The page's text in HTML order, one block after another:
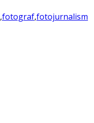
,fotograf,fotojurnalism